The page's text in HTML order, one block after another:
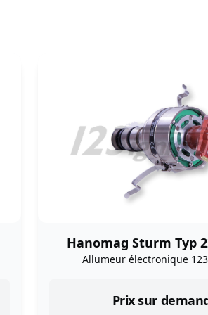
Hanomag Sturm Typ
Allumeur électronique
Prix sur